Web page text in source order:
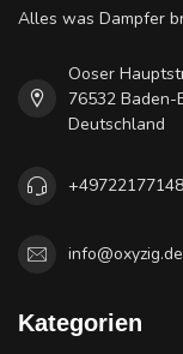
Alles was Dampfer
Ooser
76532 Baden-
Deutschland
info@oxyzig.de
Kategorien